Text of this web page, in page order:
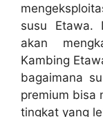
susu Etawa.
akan
Kambing
bagaimana
premium bisa
tingkat yang